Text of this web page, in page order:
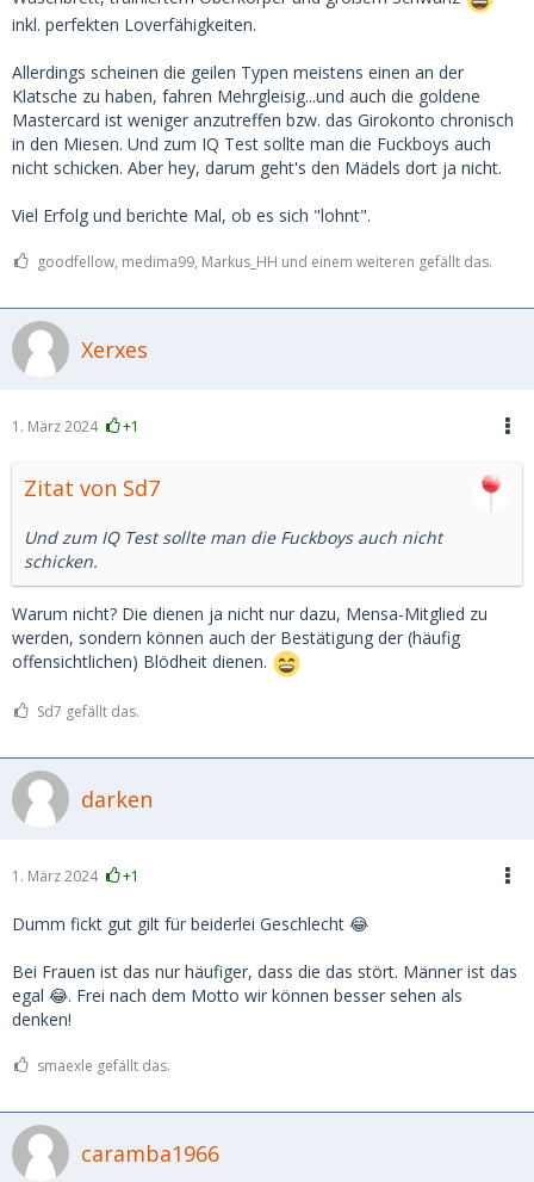
inkl. perfekten Loverfähigkeiten.
Allerdings scheinen die geilen Typen meistens einen an der
Klatsche zu haben, fahren Mehrgleisig...und auch die goldene
Mastercard ist weniger anzutreffen bzw. das Girokonto chronisch
in den Miesen. Und zum IQ Test sollte man die Fuckboys auch
nicht schicken. Aber hey, darum geht's den Mädels dort ja nicht.
Viel Erfolg und berichte Mal, ob es sich "lohnt".
goodfellow, medima99, Markus_HH und einem weiteren gefällt das.
Xerxes
1. März 2024 +1
Zitat von Sd7
Und zum IQ Test sollte man die Fuckboys auch nicht
schicken.
Warum nicht? Die dienen ja nicht nur dazu, Mensa-Mitglied zu
werden, sondern können auch der Bestätigung der (häufig
offensichtlichen) Blödheit dienen.
Sd7 gefällt das.
darken
1. März 2024 +1
Dumm fickt gut gilt für beiderlei Geschlecht 😂
Bei Frauen ist das nur häufiger, dass die das stört. Männer ist das
egal 😂. Frei nach dem Motto wir können besser sehen als
denken!
smaexle gefällt das.
caramba1966